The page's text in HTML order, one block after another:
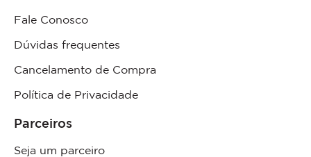
Fale Conosco
Dúvidas frequentes
Cancelamento de Compra
Política de Privacidade
Parceiros
Seja um parceiro